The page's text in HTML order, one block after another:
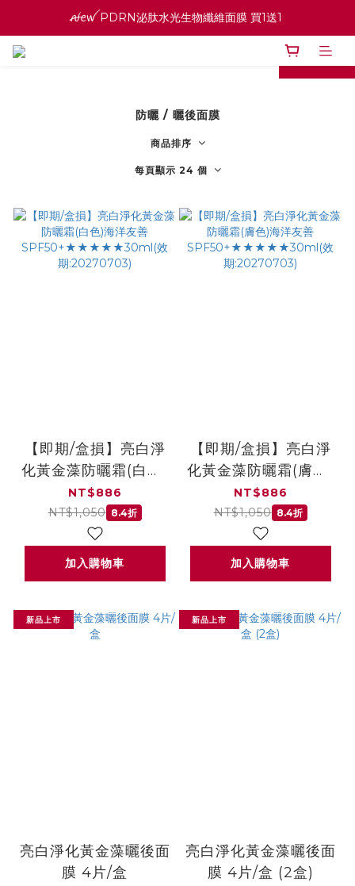
ꫛꫀꪝ PDRN泌肽水光生物纖維面膜 買1送1
ꫛꫀꪝ PDRN泌肽水光生物纖維面膜 買1送1
寵愛之名官網會員招募中 ♡ 八月消費紅利加倍送
ꫛꫀꪝ PDRN泌肽水光生物纖維面膜 買1送1
prev next
防曬 / 曬後面膜
商品排序
每頁顯示 24 個
【即期/盒損】亮白淨
化黃金藻防曬霜(白色)
海洋友善
SPF50+★★★★★30ml(效
期:20270703)
NT$886
NT$1,050 8.4折
加入購物車
【即期/盒損】亮白淨
化黃金藻防曬霜(膚色)
海洋友善
期:20270703)
NT$886
NT$1,050 8.4折
加入購物車
新品上市
亮白淨化黃金藻曬後面
膜 4片/盒
新品上市
亮白淨化黃金藻曬後面
膜 4片/盒 (2盒)